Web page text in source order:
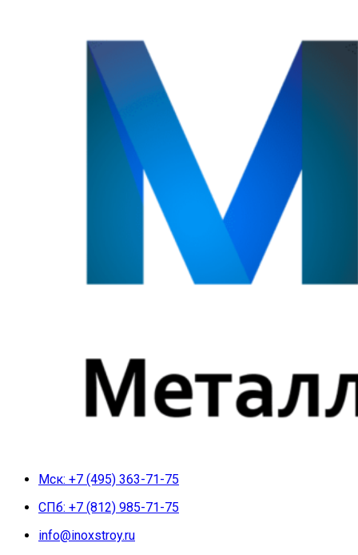
Мск: +7 (495) 363-71-75
СПб: +7 (812) 985-71-75
info@inoxstroy.ru